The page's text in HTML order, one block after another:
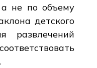
не по объему
детского
развлечений